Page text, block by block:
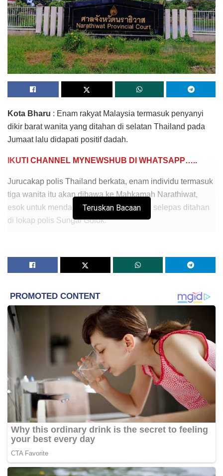
Kota Bharu : Enam rakyat Malaysia termasuk penyanyi
dikir barat wanita yang ditahan di selatan Thailand pada
Jumaat lalu didapati positif dadah.
IKUTI CHANNEL MYNEWSHUB DI WHATSAPP…..
Jurucakap polis Thailand berkata, enam individu termasuk
tiga wanita itu akan dibawa ke Mahkamah Narathiwat,
esok untuk mendapatkan perintah reman selepas ditahan
di lokap polis Sungai Golok.
mendapatkan perintah reman untuk membantu siasatan
Beliau berkata, keenam-enam mereka dijangka akan
didakwa bersama kerana memiliki 6,000 pil kuda itu,
namun siasatan masih diteruskan.
“Dua wanita lain juga akan didakwa kerana memasuki
Thailand tanpa dokumen yang sah,” katanya.
Semalam, media melaporkan enam rakyat Malaysia
termasuk seorang artis wanita ditahan selepas dipercayai
memiliki sejumlah pil kuda di sebuah hotel di Sungai
Golok, Thailand, awal pagi kelmarin.
Kesemua mereka berusia 25 hingga 32 tahun ditahan kira-
kira 6 pagi (waktu Malaysia) di sebuah bilik selepas
selesai berhibur.
Teruskan Bacaan